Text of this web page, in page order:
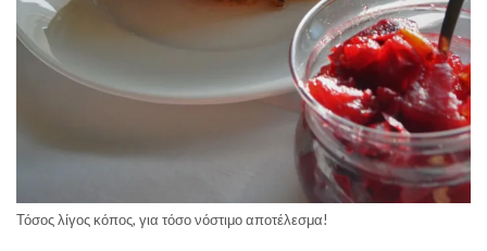
Τόσος λίγος κόπος, για τόσο νόστιμο αποτέλεσμα!